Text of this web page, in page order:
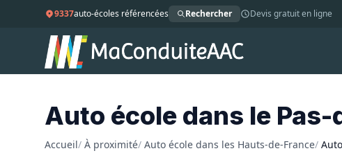
9337auto-écoles référencées Rechercher Devis gratuit en ligne
Auto école dans le
Accueil/ À proximité/ Auto école dans les Hauts-de-France/